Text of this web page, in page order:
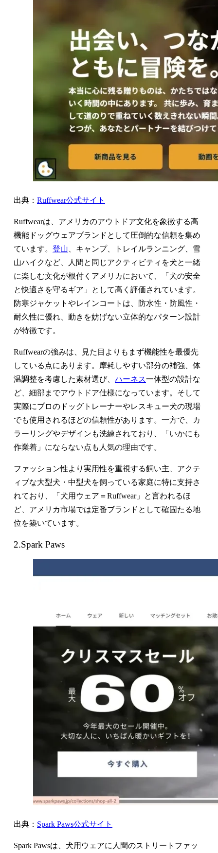
出典： Ruffwear公式サイト
Ruffwearは、アメリカのアウトドア文化を象徴する高
機能ドッグウェアブランドとして圧倒的な信頼を集め
ています。 登山 、キャンプ、トレイルランニング、雪
山ハイクなど、人間と同じアクティビティを犬と一緒
に楽しむ文化が根付くアメリカにおいて、「犬の安全
と快適さを守るギア」として高く評価されています。
防寒ジャケットやレインコートは、防水性・防風性・
耐久性に優れ、動きを妨げない立体的なパターン設計
が特徴です。
Ruffwearの強みは、見た目よりもまず機能性を最優先
している点にあります。摩耗しやすい部分の補強、体
温調整を考慮した素材選び、 ハーネス一体型の設計な
ど、細部までアウトドア仕様になっています。そして
実際にプロのドッグトレーナーやレスキュー犬の現場
でも使用されるほどの信頼性があります。一方で、カ
ラーリングやデザインも洗練されており、「いかにも
作業着」にならない点も人気の理由です。
ファッション性より実用性を重視する飼い主、アクテ
ィブな大型犬・中型犬を飼っている家庭に特に支持さ
れており、「犬用ウェア＝Ruffwear」と言われるほ
ど、アメリカ市場では定番ブランドとして確固たる地
位を築いています。
2.Spark Paws
出典： Spark Paws公式サイト
Spark Pawsは、犬用ウェアに人間のストリートファッ